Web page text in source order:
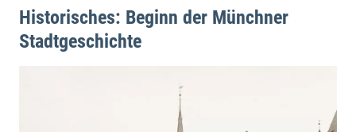
Historisches: Beginn der Münchner
Stadtgeschichte